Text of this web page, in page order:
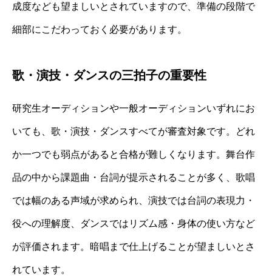
成度なども望ましいとされていますので、準備の段階で
細部にこだわっておく必要があります。
歌・演技・ダンスの三拍子の重要性
研究生オーディションや一般オーディションいずれにお
いても、歌・演技・ダンスすべてが審査対象です。どれ
か一つでも弱点があると合格が難しくなります。舞台作
品の中から課題曲・台詞が提示されることが多く、歌唱
では幅のある声域が求められ、演技では台詞の表現力・
役への理解度、ダンスではリズム感・身体の使い方など
が評価されます。暗唱まで仕上げることが望ましいとさ
れています。